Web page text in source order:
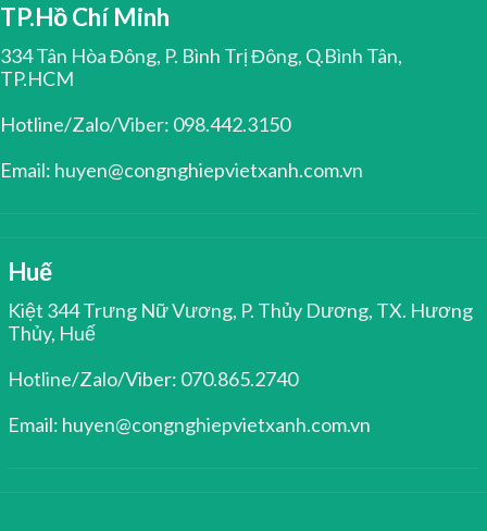
TP.Hồ Chí Minh
334 Tân Hòa Đông, P. Bình Trị Đông, Q.Bình Tân,
TP.HCM
Hotline/Zalo/Viber: 098.442.3150
Email: huyen@congnghiepvietxanh.com.vn
Huế
Kiệt 344 Trưng Nữ Vương, P. Thủy Dương, TX. Hương
Thủy, Huế
Hotline/Zalo/Viber: 070.865.2740
Email: huyen@congnghiepvietxanh.com.vn